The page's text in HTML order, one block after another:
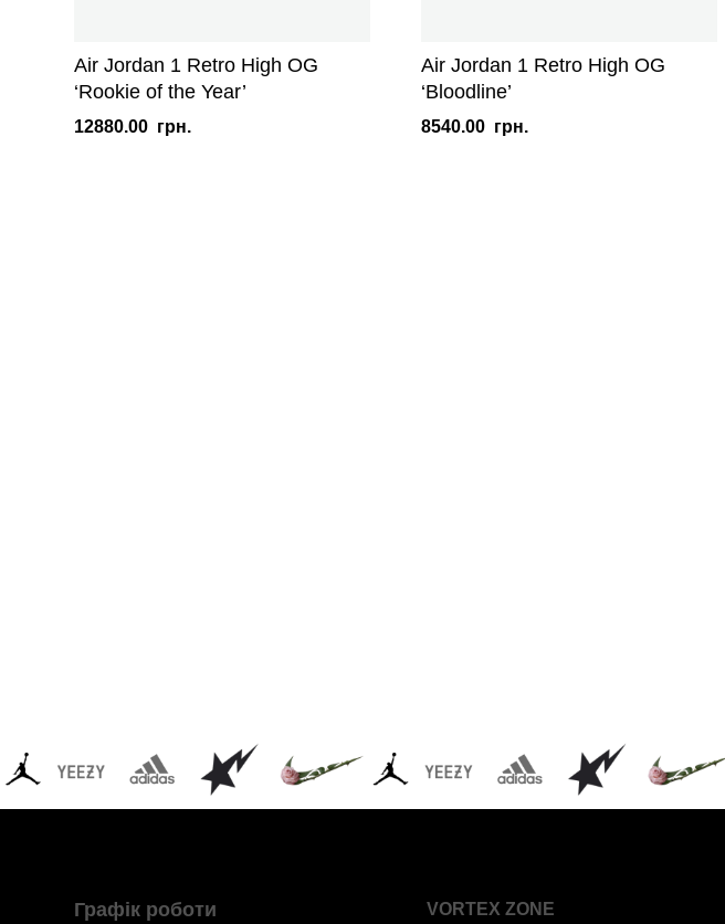
Air Jordan 1 Retro High OG
‘Rookie of the Year’
12880.00 грн.
Air Jordan 1 Retro High OG
‘Bloodline’
8540.00 грн.
Графік роботи VORTEX ZONE